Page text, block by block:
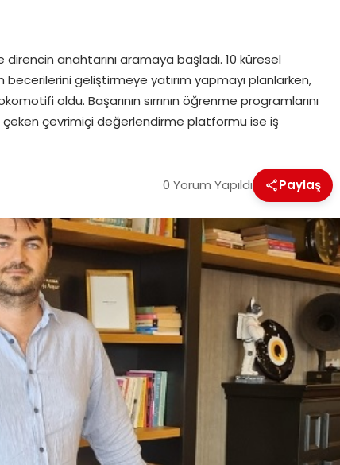
anahtarını aramaya başladı. 10 küresel
becerilerini geliştirmeye yatırım yapmayı planlarken,
oldu. Başarının sırrının öğrenme programlarını
çevrimiçi değerlendirme platformu ise iş
0 Yorum Yapıldı Paylaş